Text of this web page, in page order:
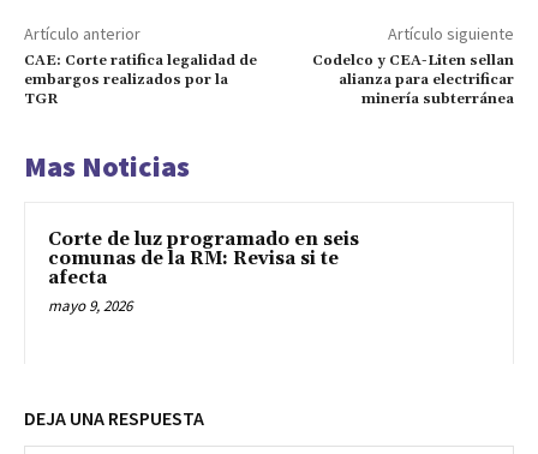
Artículo anterior
CAE: Corte ratifica legalidad de
embargos realizados por la
TGR
Artículo siguiente
Codelco y CEA-Liten sellan
alianza para electrificar
minería subterránea
Mas Noticias
Corte de luz programado en seis
comunas de la RM: Revisa si te
afecta
mayo 9, 2026
DEJA UNA RESPUESTA